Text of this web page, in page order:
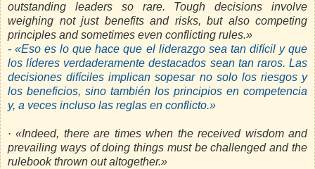
outstanding leaders so rare. Tough decisions involve
weighing not just benefits and risks, but also competing
principles and sometimes even conflicting rules.»
- «Eso es lo que hace que el liderazgo sea tan difícil y que
los líderes verdaderamente destacados sean tan raros. Las
decisiones difíciles implican sopesar no solo los riesgos y
los beneficios, sino también los principios en competencia
y, a veces incluso las reglas en conflicto.»
· «Indeed, there are times when the received wisdom and
prevailing ways of doing things must be challenged and the
rulebook thrown out altogether.»